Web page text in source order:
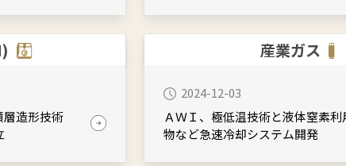
層造形技術
産業ガス
2024-12-03
ＡＷＩ、極低温技術と液体窒素利
物など急速冷却システム開発